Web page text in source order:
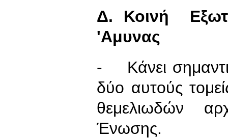
Δ. Κοινή
'Αμυνας
- Κάνει
δύο αυτούς
θεμελιωδών
Ένωσης.